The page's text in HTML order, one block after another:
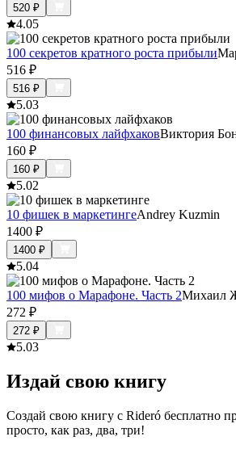
520 ₽
4.05
100 секретов кратного роста прибыли
516 ₽
516 ₽
5.03
100 финансовых лайфхаковВиктория
160 ₽
160 ₽
5.02
10 фишек в маркетингеAndrey Kuzmin
1400 ₽
1400 ₽
5.04
100 мифов о Марафоне. Часть 2Михаил
272 ₽
272 ₽
5.03
Издай свою книгу
Создай свою книгу с Rideró бесплатно
просто, как раз, два, три!